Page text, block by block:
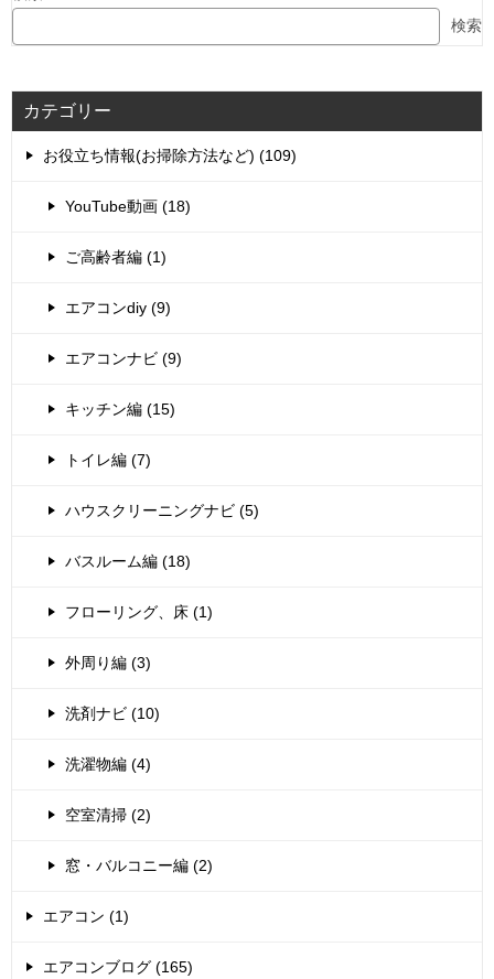
検索
カテゴリー
お役立ち情報(お掃除方法など) (109)
YouTube動画 (18)
ご高齢者編 (1)
エアコンdiy (9)
エアコンナビ (9)
キッチン編 (15)
トイレ編 (7)
ハウスクリーニングナビ (5)
バスルーム編 (18)
フローリング、床 (1)
外周り編 (3)
洗剤ナビ (10)
洗濯物編 (4)
空室清掃 (2)
窓・バルコニー編 (2)
エアコン (1)
エアコンブログ (165)